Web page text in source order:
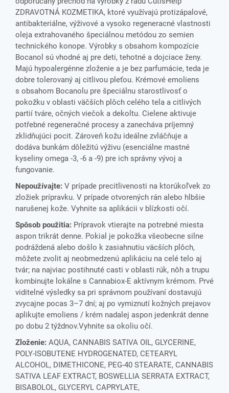
ZDRAVOTNÁ KOZMETIKA, ktoré využívajú protizápalové,
antibakteriálne, výživové a vysoko regeneracné vlastnosti
oleja extrahovaného špeciálnou metódou zo semien
technického konope. Výrobky s obsahom kompozície
Bocanol sú vhodné aj pre deti, tehotné a dojciace ženy.
Majú hypoalergénne zloženie a je bez parfumácie, teda je
dobre tolerovaný aj citlivou pleťou. Krémové emoliens
s obsahom Bocanolu pre špeciálnu starostlivosť o
pokožku v oblasti väčších plôch celého tela a citlivých
partií tváre, očných viečok a dekoltu. Cielene aktivuje
potřebné regeneračné procesy a zanecháva príjemný
zklidňujúci pocit. Zároveň kožu ideálne zvláčňuje a
dodáva bunkám dôležitú výživu (esenciálne mastné
kyseliny omega -3, -6 a -9) pre ich správny vývoj a
fungovanie.
Nepoužívajte: V prípade precitlivenosti na ktorúkoľvek zo
zložiek prípravku. V prípade otvorených rán alebo hlbšie
narušenej kože. Vyhnite sa aplikácii v blízkosti očí.
Spôsob použitia: Prípravok vtierajte na potrebné miesta
aspon trikrát denne. Pokial je pokožka všeobecne silne
podráždená alebo došlo k zasiahnutiu väcších plôch,
môžete zvolit aj neobmedzenú aplikáciu na celé telo aj
tvár; na najviac postihnuté casti v oblasti rúk, nôh a trupu
kombinujte lokálne s Cannabiox-E aktívnym krémom. Prvé
viditelné výsledky sa pri správnom používaní dostavujú
zvycajne pocas 3–7 dní; aj po vymiznutí kožných prejavov
aplikujte emoliens / krém nadalej aspon jedenkrát denne
po dobu 2 týždnov.Vyhnite sa okoliu očí.
Zloženie: AQUA, CANNABIS SATIVA OIL, GLYCERINE,
POLY-ISOBUTENE HYDROGENATED, CETEARYL
ALCOHOL, DIMETHICONE, PEG-40 STEARATE, CANNABIS
SATIVA LEAF EXTRACT, BOSWELLIA SERRATA EXTRACT,
BISABOLOL, GLYCERYL CAPRYLATE,